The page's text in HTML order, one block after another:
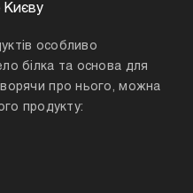
Києву
особливо
білка та основа для
про нього, можна
продукту: